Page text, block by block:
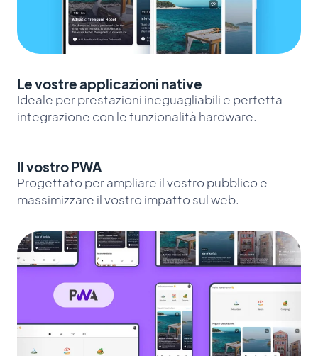
Le vostre applicazioni native
Ideale per prestazioni ineguagliabili e perfetta
integrazione con le funzionalità hardware.
Il vostro PWA
Progettato per ampliare il vostro pubblico e
massimizzare il vostro impatto sul web.